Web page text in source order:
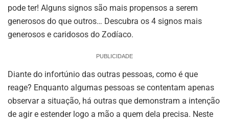
pode ter! Alguns signos são mais propensos a serem
generosos do que outros… Descubra os 4 signos mais
generosos e caridosos do Zodíaco.
PUBLICIDADE
Diante do infortúnio das outras pessoas, como é que
reage? Enquanto algumas pessoas se contentam apenas
observar a situação, há outras que demonstram a intenção
de agir e estender logo a mão a quem dela precisa. Neste